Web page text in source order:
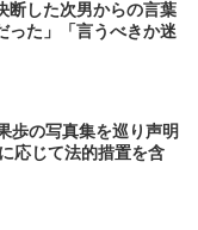
断した次男からの言葉
った」「言うべきか迷
歩の写真集を巡り声明
応じて法的措置を含